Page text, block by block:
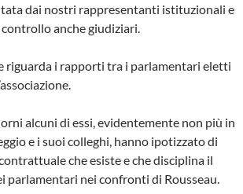
dai nostri rappresentanti istituzionali e
anche giudiziari.
riguarda i rapporti tra i parlamentari eletti
alcuni di essi, evidentemente non più in
e i suoi colleghi, hanno ipotizzato di
che esiste e che disciplina il
parlamentari nei confronti di Rousseau.